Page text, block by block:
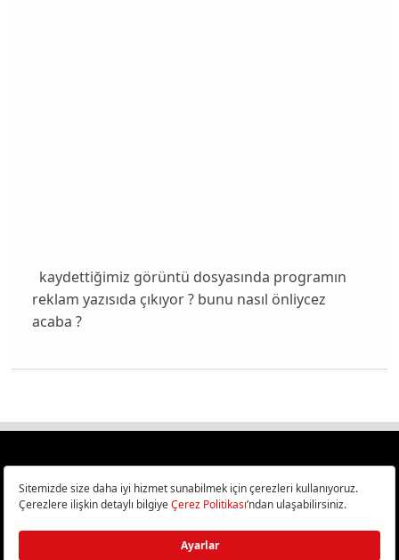
kaydettiğimiz görüntü dosyasında programın
reklam yazısıda çıkıyor ? bunu nasıl önliycez
acaba ?
Türkiye
Bilişim ve Teknoloji Haberleri CHIP Online’da!